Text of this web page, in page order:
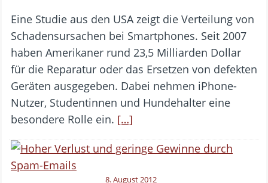
Eine Studie aus den USA zeigt die Verteilung von
Schadensursachen bei Smartphones. Seit 2007
haben Amerikaner rund 23,5 Milliarden Dollar
für die Reparatur oder das Ersetzen von defekten
Geräten ausgegeben. Dabei nehmen iPhone-
Nutzer, Studentinnen und Hundehalter eine
besondere Rolle ein. […]
8. August 2012